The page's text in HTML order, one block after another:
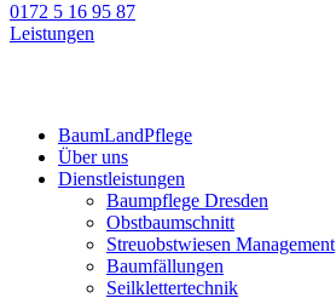
0172 5 16 95 87
Leistungen
BaumLandPflege
Über uns
Dienstleistungen
Baumpflege Dresden
Obstbaumschnitt
Streuobstwiesen Management
Baumfällungen
Seilklettertechnik